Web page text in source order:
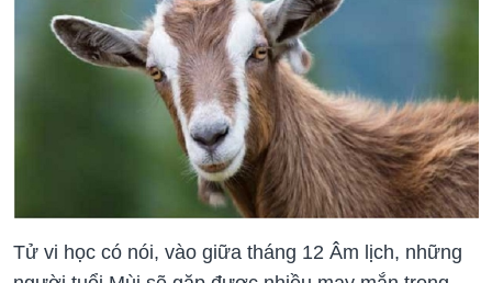
Tử vi học có nói, vào giữa tháng 12 Âm lịch, những